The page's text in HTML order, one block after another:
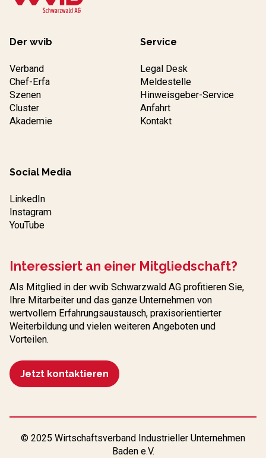
Der wvib
Verband
Chef-Erfa
Szenen
Cluster
Akademie
Service
Legal Desk
Meldestelle
Hinweisgeber-Service
Anfahrt
Kontakt
Social Media
LinkedIn
Instagram
YouTube
Interessiert an einer Mitgliedschaft?
Als Mitglied in der wvib Schwarzwald AG profitieren Sie,
Ihre Mitarbeiter und das ganze Unternehmen von
wertvollem Erfahrungs­austausch, praxisorientierter
Weiterbildung und vielen weiteren Angeboten und
Vorteilen.
Jetzt kontaktieren
© 2025 Wirtschaftsverband Industrieller Unternehmen
Baden e.V.